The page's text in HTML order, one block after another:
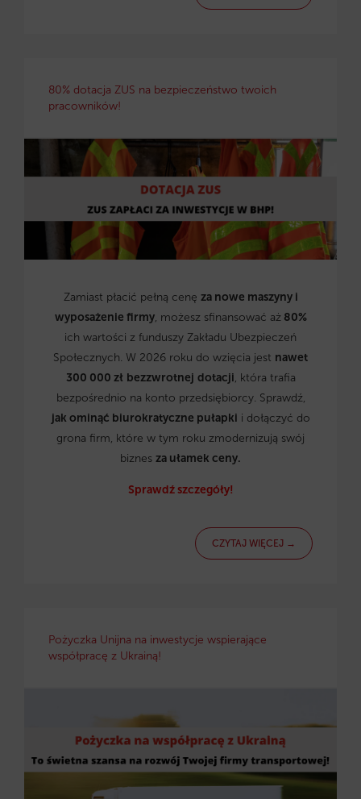
80% dotacja ZUS na bezpieczeństwo twoich
pracowników!
Zamiast płacić pełną cenę za nowe maszyny i
wyposażenie firmy, możesz sfinansować aż80%
ich wartości z funduszy Zakładu Ubezpieczeń
Społecznych. W 2026 roku do wzięcia jest nawet
300 000 zł bezzwrotnej dotacji, która trafia
bezpośrednio na konto przedsiębiorcy. Sprawdź,
jak ominąć biurokratyczne pułapki i dołączyć do
grona firm, które w tym roku zmodernizują swój
biznes za ułamek ceny.
Sprawdź szczegóły!
CZYTAJ WIĘCEJ →
Pożyczka Unijna na inwestycje wspierające
współpracę z Ukrainą!